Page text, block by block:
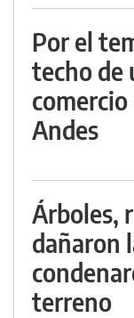
Por el
techo de
Andes
Árboles,
dañaron
terreno